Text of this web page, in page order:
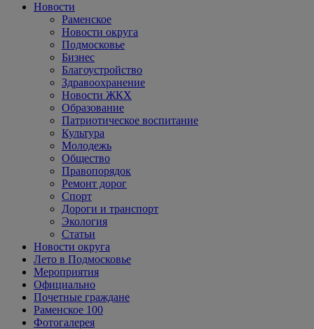
Новости
Раменское
Новости округа
Подмосковье
Бизнес
Благоустройство
Здравоохранение
Новости ЖКХ
Образование
Патриотическое воспитание
Культура
Молодежь
Общество
Правопорядок
Ремонт дорог
Спорт
Дороги и транспорт
Экология
Статьи
Новости округа
Лето в Подмосковье
Мероприятия
Официально
Почетные граждане
Раменское 100
Фотогалерея